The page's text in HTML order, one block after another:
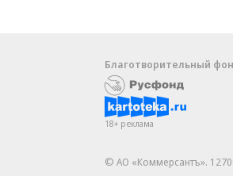
Благотворительный
18+ реклама
© АО «Коммерсантъ».